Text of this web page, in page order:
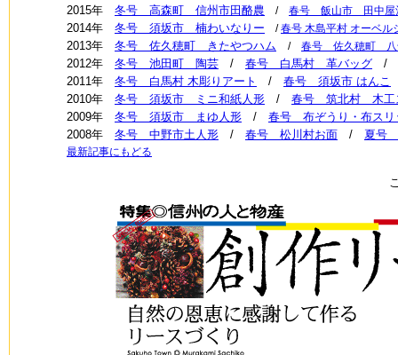
2015年 冬号 高森町 信州市田酪農 / 春号 飯山市 田中屋
2014年 冬号 須坂市 楠わいなりー /春号 木島平村 オーベル
2013年 冬号 佐久穂町 きたやつハム / 春号 佐久穂町 八
2012年 冬号 池田町 陶芸 / 春号 白馬村 革バッグ /
2011年 冬号 白馬村 木彫りアート / 春号 須坂市 はんこ
2010年 冬号 須坂市 ミニ和紙人形 / 春号 筑北村 木工
2009年 冬号 須坂市 まゆ人形 / 春号 布ぞうり・布スリ
2008年 冬号 中野市土人形 / 春号 松川村お面 / 夏号
最新記事にもどる